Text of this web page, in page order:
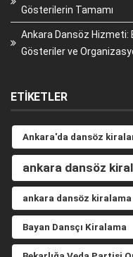
Gösterilerin Tamamı
Ankara Dansöz
Gösteriler ve
ETIKETLER
Ankara'da dansöz
ankara dansöz
ankara dansöz
Bayan Dansçı Kiralama